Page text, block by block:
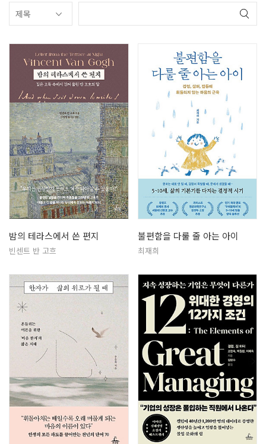
밤의 테라스에서 쓴 편지
빈센트 반 고흐
불편함을 다룰 줄 아는 아이
최재희